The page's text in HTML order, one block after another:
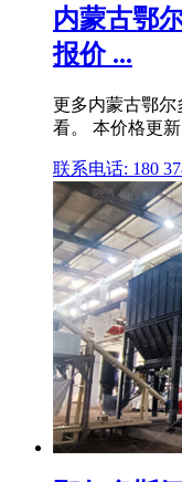
内蒙古鄂
报价 ...
更多内蒙古鄂尔
看。 本价格更新
联系电话: 180